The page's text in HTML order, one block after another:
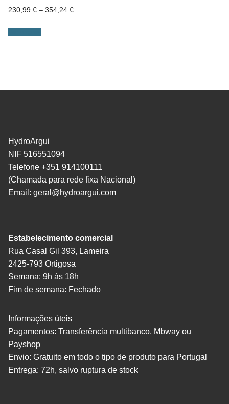
230,99 € – 354,24 €Price
HydroArgui
NIF 516551094
Telefone +351 914100111
(Chamada para rede fixa Nacional)
Email: geral@hydroargui.com
Estabelecimento comercial
Rua Casal Gil 393, Lameira
2425-793 Ortigosa
Semana: 9h às 18h
Fim de semana: Fechado
Informações úteis
Pagamentos: Transferência multibanco, Mbway ou
Payshop
Envio: Gratuito em todo o tipo de produto para Portugal
Entrega: 72h, salvo ruptura de stock